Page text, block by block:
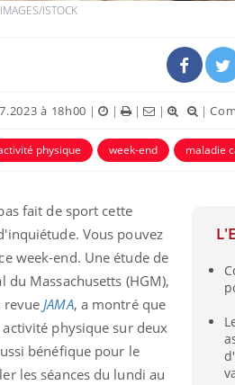
ISTOCK
à 18h00 | | | | |
physique week-end maladie
fait de sport cette
Vous pouvez
week-end. Une étude de
du Massachusetts (HGM),
revueJAMA, a montré que
physique sur deux
bénéfique pour le
les séances du lundi au